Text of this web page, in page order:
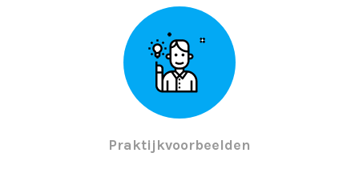
Praktijkvoorbeelden